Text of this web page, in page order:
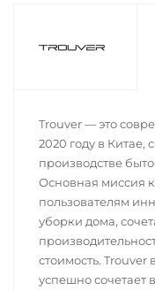
Trouver — это
2020 году в
производстве
Основная миссия
пользователям
уборки дома,
стоимость. Trouver
успешно сочетает